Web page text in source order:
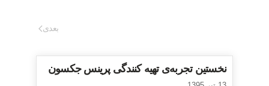
بعدی
نخستین تجربه‌ی تهیه کنندگی پرینس جکسون